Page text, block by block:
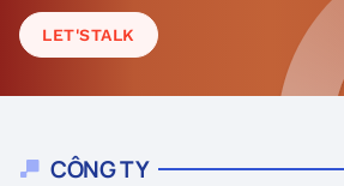
LET'STALK
CÔNG TY